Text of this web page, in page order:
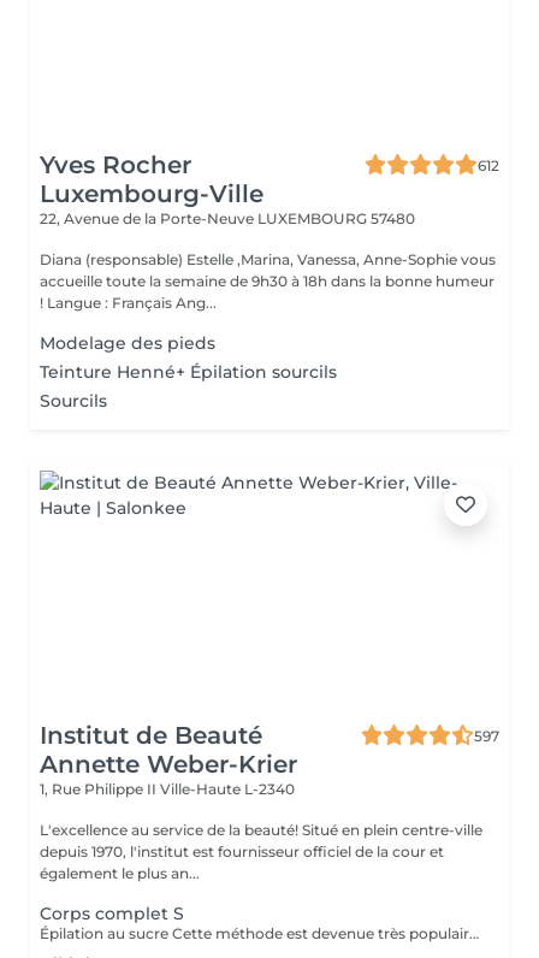
Yves Rocher
Luxembourg-Ville
612
22, Avenue de la Porte-Neuve LUXEMBOURG 57480
Diana (responsable) Estelle ,Marina, Vanessa, Anne-Sophie vous
accueille toute la semaine de 9h30 à 18h dans la bonne humeur
! Langue : Français Ang...
Modelage des pieds
Teinture Henné+ Épilation sourcils
Sourcils
Institut de Beauté
Annette Weber-Krier
597
1, Rue Philippe II Ville-Haute L-2340
L'excellence au service de la beauté! Situé en plein centre-ville
depuis 1970, l'institut est fournisseur officiel de la cour et
également le plus an...
Corps complet S
Épilation au sucre Cette méthode est devenue très populaire dans notre institut. La pâte de sucre est 100% naturelle. Elle est basée sur des recettes millénaires du Moyen Orient et contient exclusivement de l'eau et du sucre, sans aucune substance chimique, aromatique ou colorante. La pâte est hypoallergénique et ne provoque pas d'irritation de la peau. Elle s'applique sur toutes les zones. La pâte est massée à l'intérieur du follicule, elle enveloppe les poils, les entoure et les lubrifie. L'extraction est faite dans le sens naturel de la croissance du poil. Dans le follicule il ne reste pas de poil cassé. Cette technique ne provoque pas de rougeur ni d'irritation de la peau. Avantage non-négligeable est le fait qu'il ne faut pas avoir une certaine longueur de poils comme avec la cire, le sucre enlève efficacement des poils très courts. Le sucre se retire sans bandes. Nous suggérons cette méthode aussi aux ados pour leurs premières épilations et aux personnes désirant une épilation intégrale, car nettement moins douloureuse que la cire.